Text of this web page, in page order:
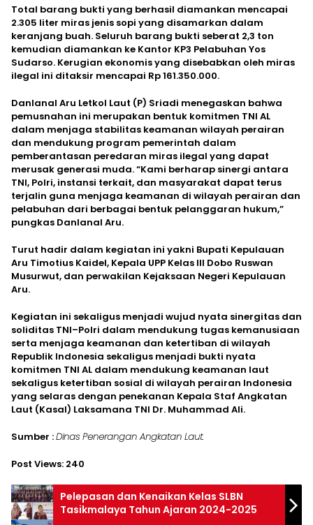
Total barang bukti yang berhasil diamankan mencapai
2.305 liter miras jenis sopi yang disamarkan dalam
keranjang buah. Seluruh barang bukti seberat 2,3 ton
kemudian diamankan ke Kantor KP3 Pelabuhan Yos
Sudarso. Kerugian ekonomis yang disebabkan oleh miras
ilegal ini ditaksir mencapai Rp 161.350.000.
Danlanal Aru Letkol Laut (P) Sriadi menegaskan bahwa
pemusnahan ini merupakan bentuk komitmen TNI AL
dalam menjaga stabilitas keamanan wilayah perairan
dan mendukung program pemerintah dalam
pemberantasan peredaran miras ilegal yang dapat
merusak generasi muda. “Kami berharap sinergi antara
TNI, Polri, instansi terkait, dan masyarakat dapat terus
terjalin guna menjaga keamanan di wilayah perairan dan
pelabuhan dari berbagai bentuk pelanggaran hukum,”
pungkas Danlanal Aru.
Turut hadir dalam kegiatan ini yakni Bupati Kepulauan
Aru Timotius Kaidel, Kepala UPP Kelas III Dobo Ruswan
Musurwut, dan perwakilan Kejaksaan Negeri Kepulauan
Aru.
Kegiatan ini sekaligus menjadi wujud nyata sinergitas dan
soliditas TNI–Polri dalam mendukung tugas kemanusiaan
serta menjaga keamanan dan ketertiban di wilayah
Republik Indonesia sekaligus menjadi bukti nyata
komitmen TNI AL dalam mendukung keamanan laut
sekaligus ketertiban sosial di wilayah perairan Indonesia
yang selaras dengan penekanan Kepala Staf Angkatan
Laut (Kasal) Laksamana TNI Dr. Muhammad Ali.
Sumber :Dinas Penerangan Angkatan Laut.
Post Views: 240
Pelepasan dan Kenaikan Kelas SLBN
Tasikmalaya Tahun Ajaran 2024-2025